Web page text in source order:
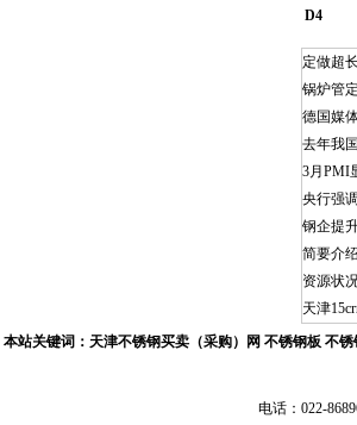
D4
定做超
锅炉管
德国媒
去年我
3月PMI
央行强
钢企提
简要介
资源状
天津
本站关键词： 天津不锈钢买卖（采购）网 不锈钢板 不锈
电话：022-